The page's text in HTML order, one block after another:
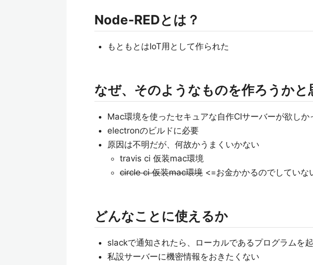
Node-REDとは？
もともとはIoT用として作られた
なぜ、そのようなものを作ろうかと
Mac環境を使ったセキュアな自作CIサーバーが欲しか
electronのビルドに必要
原因は不明だが、何故かうまくいかない
travis ci 仮装mac環境
circle ci 仮装mac環境 <=お金かかるのでしていな
どんなことに使えるか
slackで通知されたら、ローカルであるプログラムを
私設サーバーに機密情報をおきたくない